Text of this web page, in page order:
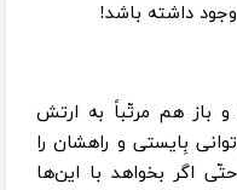
داشته باشد!
باز هم مرتّباً به ارتش
بِایستی و راهشان را
اگر بخواهد با این‌ها